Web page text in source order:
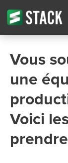
Vous
une
Voici